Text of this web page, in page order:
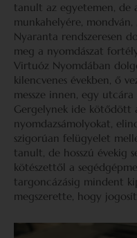
tanult az egyetemen, de
munkahelyére, mondván,
Nyaranta rendszeresen
meg a nyomdászat
Virtuóz Nyomdában
kilencvenes években, ő
messze innen, egy
Gergelynek ide kötődött
nyomdazsámolyokat,
szigorúan felügyelet
tanult, de hosszú évekig
kötészettől a
targoncázásig mindent
megszerette, hogy